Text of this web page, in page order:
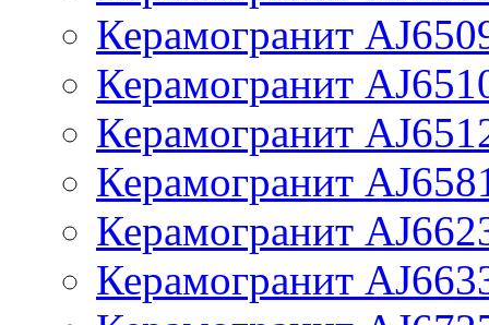
Керамогранит
Керамогранит
Керамогранит
Керамогранит
Керамогранит
Керамогранит